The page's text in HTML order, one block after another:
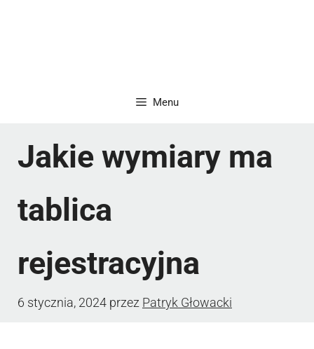
Menu
Jakie wymiary ma
tablica
rejestracyjna
6 stycznia, 2024 przez Patryk Głowacki